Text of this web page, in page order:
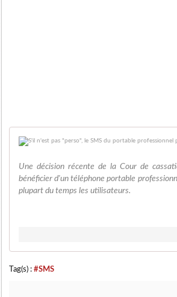
Une décision récente de la Cour de
bénéficier d'un téléphone portable
plupart du temps les utilisateurs.
Tag(s) : #SMS